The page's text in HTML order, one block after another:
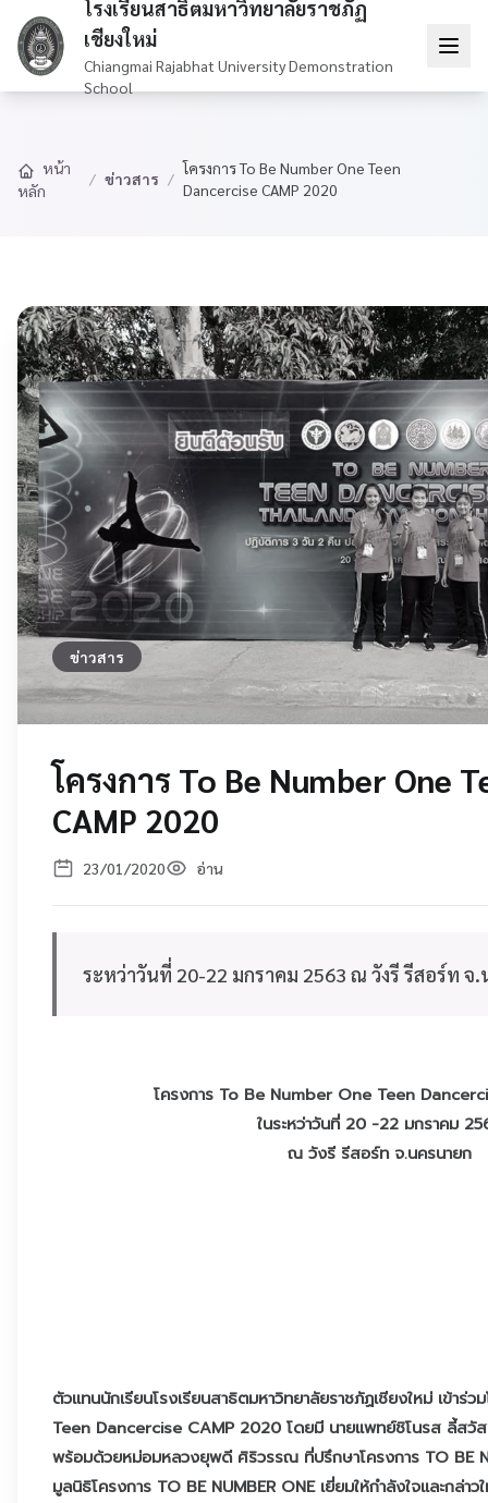
โรงเรียนสาธิตมหาวิทยาลัยราชภัฏ
เชียงใหม่
Chiangmai Rajabhat University Demonstration
School
หน้า
หลัก
/ ข่าวสาร /
โครงการ To Be Number One Teen
Dancercise CAMP 2020
ข่าวสาร
โครงการ To Be Number One
CAMP 2020
23/01/2020 อ่าน
ระหว่าวันที่ 20-22 มกราคม 2563 ณ วังรี รีสอร์ท จ
โครงการ To Be Number One Teen
ในระหว่าวันที่ 20 -22 มกราคม
ณ วังรี รีสอร์ท จ.นครนายก
ตัวแทนนักเรียนโรงเรียนสาธิตมหาวิทยาลัยราชภัฏเชียงใหม่ เข้าร่
Teen Dancercise CAMP 2020 โดยมี นายแพทย์ชิโนรส ลี้ส
พร้อมด้วยหม่อมหลวงยุพดี ศิริวรรณ ที่ปรึกษาโครงการ TO BE
มูลนิธิโครงการ TO BE NUMBER ONE เยี่ยมให้กำลังใจและกล่า